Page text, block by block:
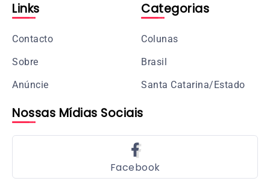
Links
Contacto
Sobre
Anúncie
Categorias
Colunas
Brasil
Santa Catarina/Estado
Nossas Mídias Sociais
Facebook